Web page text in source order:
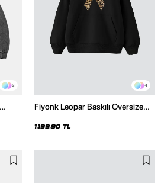
3 4
Fiyonk Leopar Baskılı Oversize
1.199,90 TL